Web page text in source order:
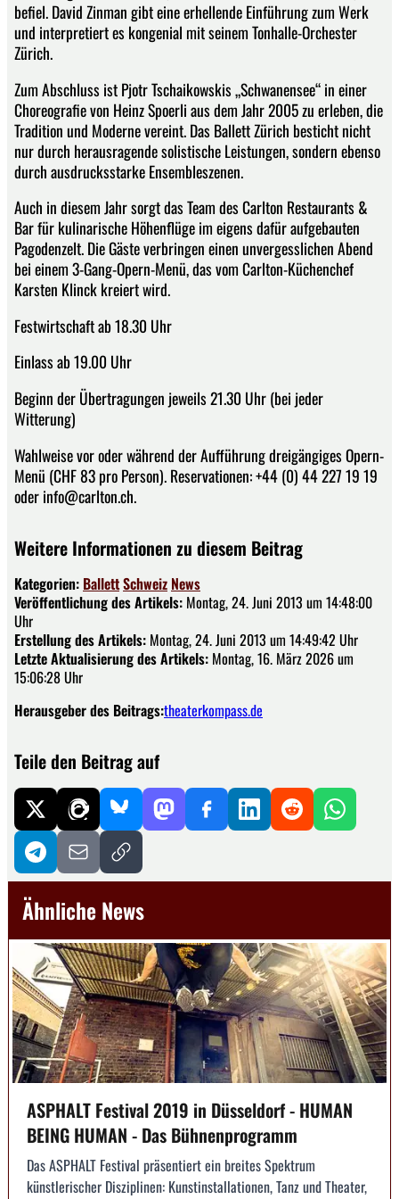
befiel. David Zinman gibt eine erhellende Einführung zum Werk
und interpretiert es kongenial mit seinem Tonhalle-Orchester
Zürich.
Zum Abschluss ist Pjotr Tschaikowskis „Schwanensee“ in einer
Choreografie von Heinz Spoerli aus dem Jahr 2005 zu erleben, die
Tradition und Moderne vereint. Das Ballett Zürich besticht nicht
nur durch herausragende solistische Leistungen, sondern ebenso
durch ausdrucksstarke Ensembleszenen.
Auch in diesem Jahr sorgt das Team des Carlton Restaurants &
Bar für kulinarische Höhenflüge im eigens dafür aufgebauten
Pagodenzelt. Die Gäste verbringen einen unvergesslichen Abend
bei einem 3-Gang-Opern-Menü, das vom Carlton-Küchenchef
Karsten Klinck kreiert wird.
Festwirtschaft ab 18.30 Uhr
Einlass ab 19.00 Uhr
Beginn der Übertragungen jeweils 21.30 Uhr (bei jeder
Witterung)
Wahlweise vor oder während der Aufführung dreigängiges Opern-
Menü (CHF 83 pro Person). Reservationen: +44 (0) 44 227 19 19
oder info@carlton.ch.
Weitere Informationen zu diesem Beitrag
Kategorien: BallettSchweiz News
Veröffentlichung des Artikels: Montag, 24. Juni 2013 um 14:48:00
Uhr
Erstellung des Artikels: Montag, 24. Juni 2013 um 14:49:42 Uhr
Letzte Aktualisierung des Artikels: Montag, 16. März 2026 um
15:06:28 Uhr
Herausgeber des Beitrags:theaterkompass.de
Teile den Beitrag auf
Ähnliche News
ASPHALT Festival 2019 in Düsseldorf - HUMAN
BEING HUMAN - Das Bühnenprogramm
Das ASPHALT Festival präsentiert ein breites Spektrum
künstlerischer Disziplinen: Kunstinstallationen, Tanz und Theater,